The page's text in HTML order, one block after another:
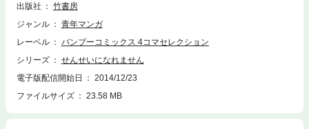
出版社
竹書房
ジャンル
青年マンガ
レーベル
バンブーコミックス 4コマセレクション
シリーズ
せんせいになれません
電子版配信開始日
2014/12/23
ファイルサイズ
23.58 MB